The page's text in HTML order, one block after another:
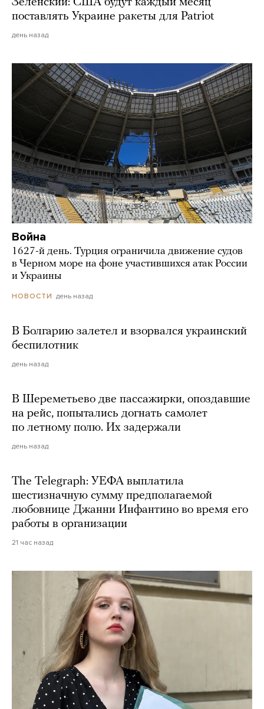
поставлять Украине ракеты для Patriot
день назад
Война
1627-й день. Турция ограничила движение судов
в Черном море на фоне участившихся атак России
и Украины
НОВОСТИ день назад
В Болгарию залетел и взорвался украинский
беспилотник
день назад
В Шереметьево две пассажирки, опоздавшие
на рейс, попытались догнать самолет
по летному полю. Их задержали
день назад
The Telegraph: УЕФА выплатила
шестизначную сумму предполагаемой
любовнице Джанни Инфантино во время его
работы в организации
21 час назад